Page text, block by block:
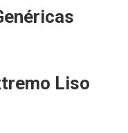
Liso